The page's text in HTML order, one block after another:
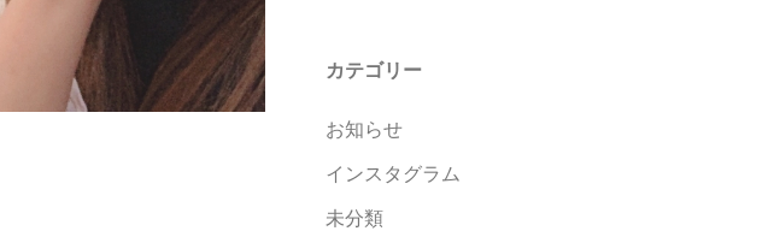
カテゴリー
お知らせ
インスタグラム
未分類